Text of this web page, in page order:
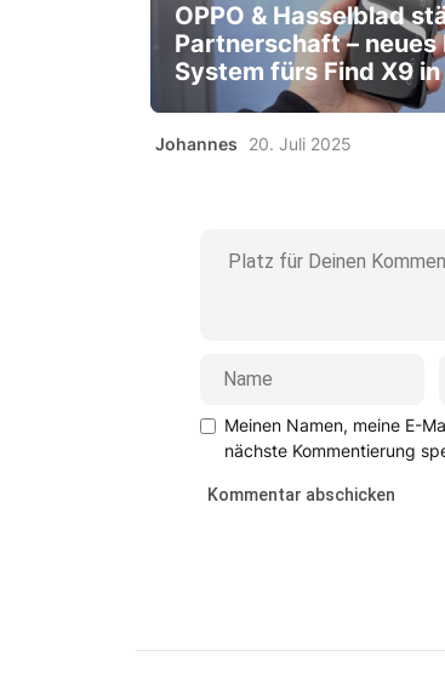
OPPO & Hasselblad
Partnerschaft – neues
System fürs Find X9
Johannes 20. Juli 2025
Meinen Namen, meine E-
nächste Kommentierung